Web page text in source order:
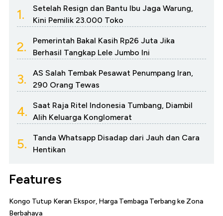
1.
Setelah Resign dan Bantu Ibu Jaga Warung,
Kini Pemilik 23.000 Toko
2.
Pemerintah Bakal Kasih Rp26 Juta Jika
Berhasil Tangkap Lele Jumbo Ini
3.
AS Salah Tembak Pesawat Penumpang Iran,
290 Orang Tewas
4.
Saat Raja Ritel Indonesia Tumbang, Diambil
Alih Keluarga Konglomerat
5.
Tanda Whatsapp Disadap dari Jauh dan Cara
Hentikan
Features
Kongo Tutup Keran Ekspor, Harga Tembaga Terbang ke Zona
Berbahaya